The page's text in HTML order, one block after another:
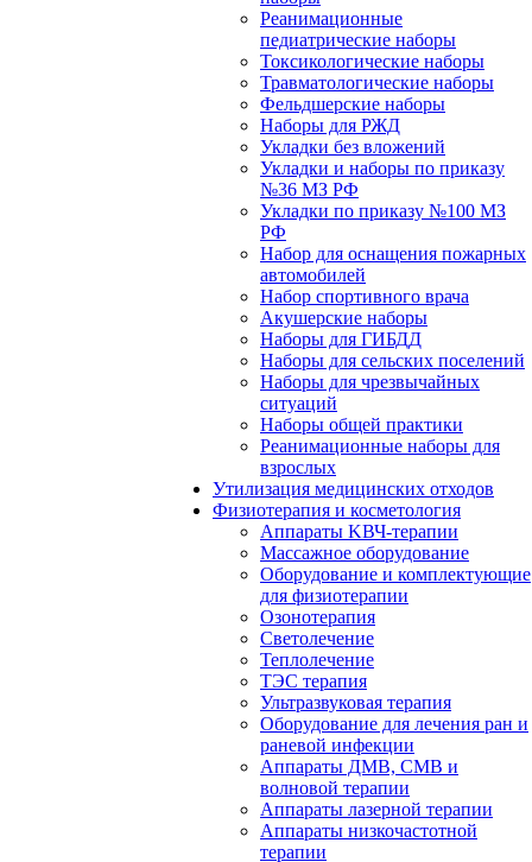
Реанимационные
педиатрические наборы
Токсикологические наборы
Травматологические наборы
Фельдшерские наборы
Наборы для РЖД
Укладки без вложений
Укладки и наборы по приказу
№36 МЗ РФ
Укладки по приказу №100 МЗ
РФ
Набор для оснащения пожарных
автомобилей
Набор спортивного врача
Акушерские наборы
Наборы для ГИБДД
Наборы для сельских поселений
Наборы для чрезвычайных
ситуаций
Наборы общей практики
Реанимационные наборы для
взрослых
Утилизация медицинских отходов
Физиотерапия и косметология
Аппараты KВЧ-терапии
Массажное оборудование
Оборудование и комплектующие
для физиотерапии
Озонотерапия
Светолечение
Теплолечение
ТЭС терапия
Ультразвуковая терапия
Оборудование для лечения ран и
раневой инфекции
Аппараты ДМВ, СМВ и
волновой терапии
Аппараты лазерной терапии
Аппараты низкочастотной
терапии